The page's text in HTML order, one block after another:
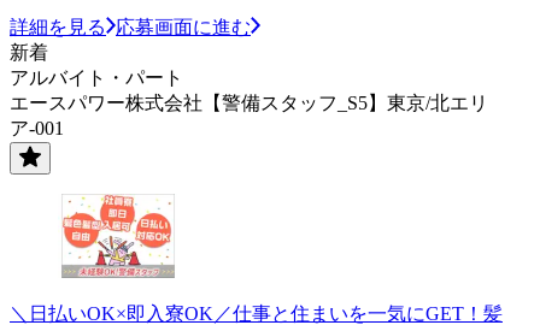
詳細を見る
応募画面に進む
新着
アルバイト・パート
エースパワー株式会社【警備スタッフ_S5】東京/北エリ
ア-001
＼日払いOK×即入寮OK／仕事と住まいを一気にGET！髪